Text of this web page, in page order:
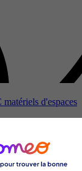
d'espaces
matériels
Institut
d'assurer